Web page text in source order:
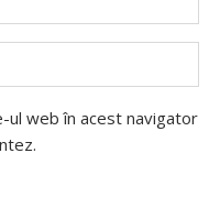
ul web în acest navigator